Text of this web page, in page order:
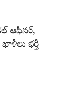
ఆఫీసర్,
ఖాళీలు భర్తీ